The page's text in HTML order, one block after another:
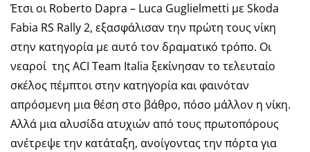
Έτσι οι Roberto Dapra – Luca Guglielmetti με Skoda
Fabia RS Rally 2, εξασφάλισαν την πρώτη τους νίκη
στην κατηγορία με αυτό τον δραματικό τρόπο. Οι
νεαροί της ACI Team Italia ξεκίνησαν το τελευταίο
σκέλος πέμπτοι στην κατηγορία και φαινόταν
απρόσμενη μια θέση στο βάθρο, πόσο μάλλον η νίκη.
Αλλά μια αλυσίδα ατυχιών από τους πρωτοπόρους
ανέτρεψε την κατάταξη, ανοίγοντας την πόρτα για